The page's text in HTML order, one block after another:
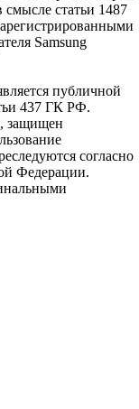
статьи 1487
Samsung
публичной
437 ГК РФ.
защищен
согласно
Федерации.